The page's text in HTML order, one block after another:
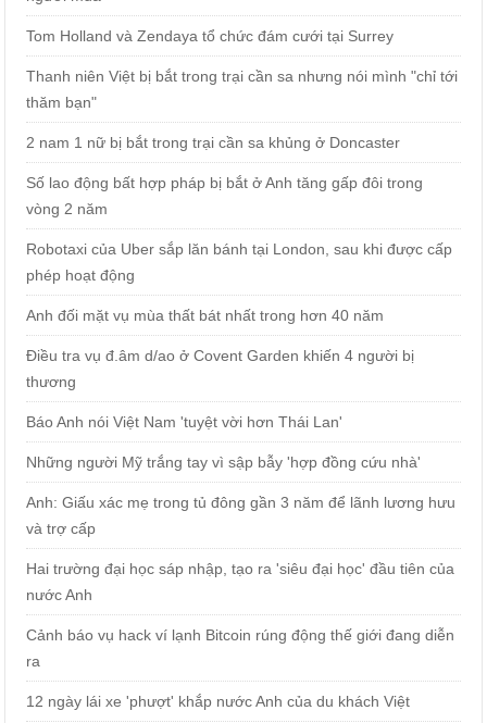
Tom Holland và Zendaya tổ chức đám cưới tại Surrey
Thanh niên Việt bị bắt trong trại cần sa nhưng nói mình "chỉ tới
thăm bạn"
2 nam 1 nữ bị bắt trong trại cần sa khủng ở Doncaster
Số lao động bất hợp pháp bị bắt ở Anh tăng gấp đôi trong
vòng 2 năm
Robotaxi của Uber sắp lăn bánh tại London, sau khi được cấp
phép hoạt động
Anh đối mặt vụ mùa thất bát nhất trong hơn 40 năm
Điều tra vụ đ.âm d/ao ở Covent Garden khiến 4 người bị
thương
Báo Anh nói Việt Nam 'tuyệt vời hơn Thái Lan'
Những người Mỹ trắng tay vì sập bẫy 'hợp đồng cứu nhà'
Anh: Giấu xác mẹ trong tủ đông gần 3 năm để lãnh lương hưu
và trợ cấp
Hai trường đại học sáp nhập, tạo ra 'siêu đại học' đầu tiên của
nước Anh
Cảnh báo vụ hack ví lạnh Bitcoin rúng động thế giới đang diễn
ra
12 ngày lái xe 'phượt' khắp nước Anh của du khách Việt